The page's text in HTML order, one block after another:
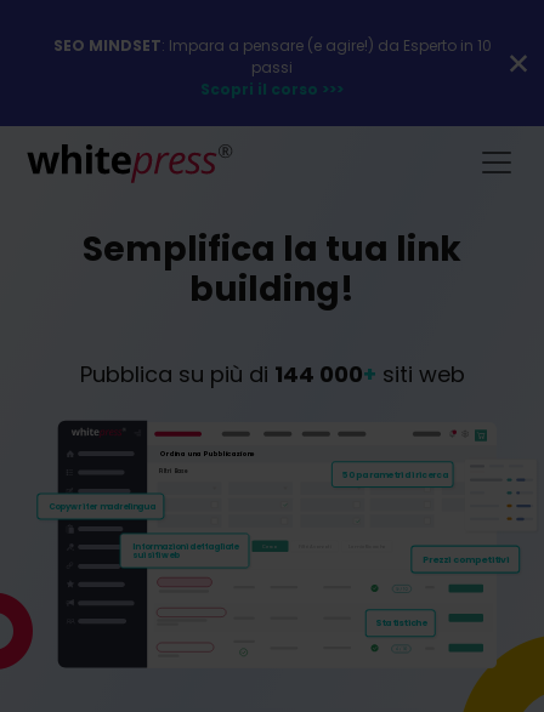
SEO MINDSET: Impara a pensare (e agire!) da Esperto in 10
passi
Scopri il corso >>>
Semplifica la tua link
building!
Pubblica su più di 144 000+ siti web